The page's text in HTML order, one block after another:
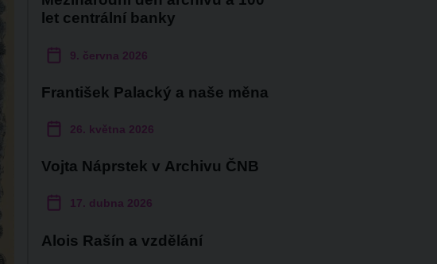
let centrální banky
9. června 2026
František Palacký a naše měna
26. května 2026
Vojta Náprstek v Archivu ČNB
17. dubna 2026
Alois Rašín a vzdělání